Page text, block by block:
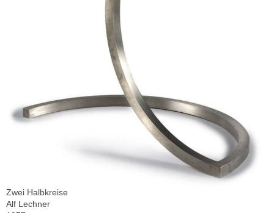
Zwei Halbkreise
Alf Lechner